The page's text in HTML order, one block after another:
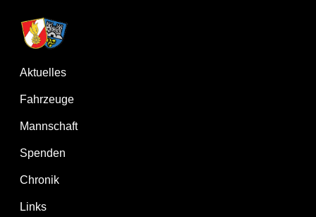
Aktuelles
Fahrzeuge
Mannschaft
Spenden
Chronik
Links